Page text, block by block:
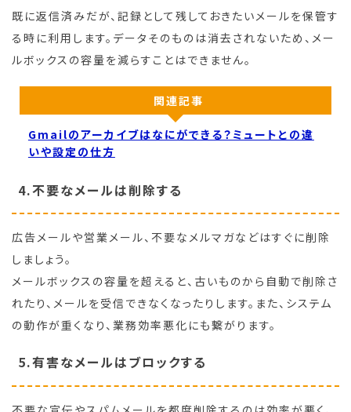
既に返信済みだが、記録として残しておきたいメールを保管す
る時に利用します。データそのものは消去されないため、メー
ルボックスの容量を減らすことはできません。
関連記事
Gmailのアーカイブはなにができる？ミュートとの違
いや設定の仕方
4.不要なメールは削除する
広告メールや営業メール、不要なメルマガなどはすぐに削除
しましょう。
メールボックスの容量を超えると、古いものから自動で削除さ
れたり、メールを受信できなくなったりします。また、システム
の動作が重くなり、業務効率悪化にも繋がります。
5.有害なメールはブロックする